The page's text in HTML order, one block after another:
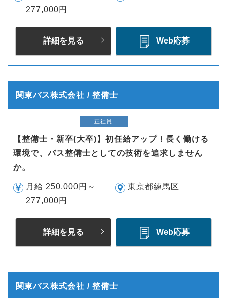
277,000円
詳細を見る Web応募
関東バス株式会社 / 整備士
正社員
【整備士・新卒(大卒)】初任給アップ！長く働ける
環境で、バス整備士としての技術を追求しません
か。
月給 250,000円～
277,000円
東京都練馬区
詳細を見る Web応募
関東バス株式会社 / 整備士